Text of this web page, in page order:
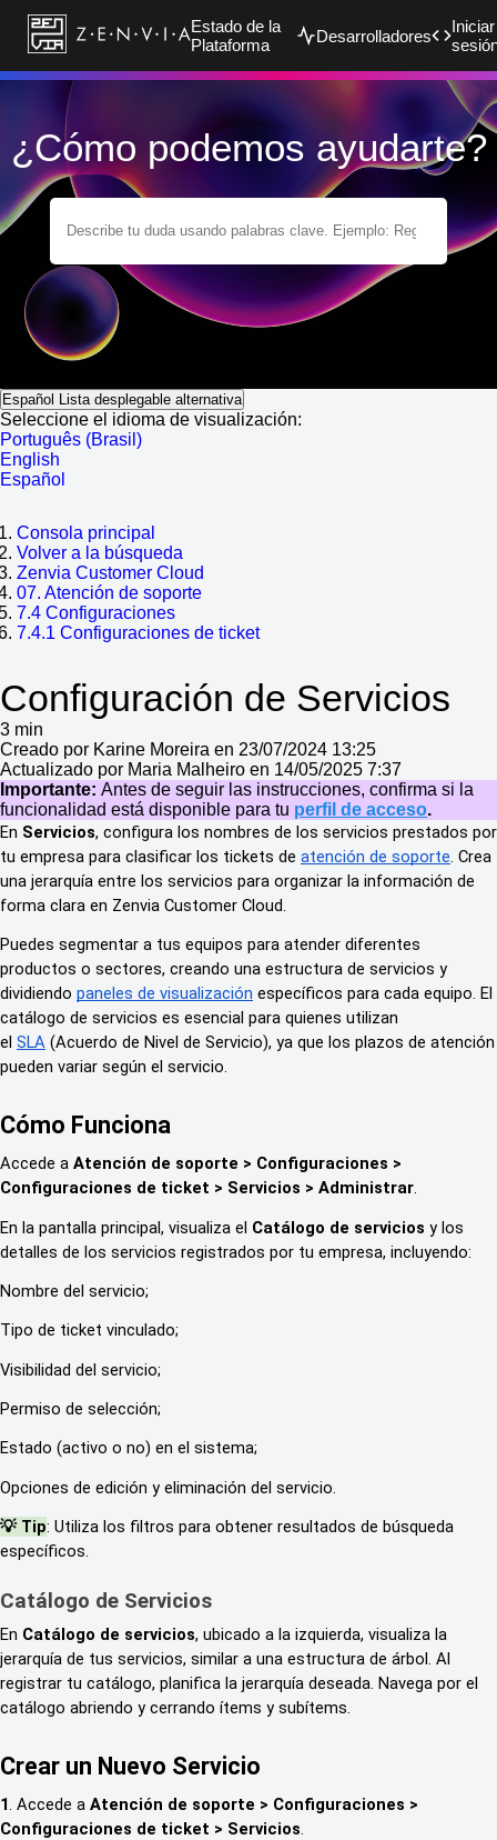
Estado de la
Plataforma
Desarrolladores
Iniciar
¿Cómo podemos ayudarte?
Español Lista desplegable alternativa
Seleccione el idioma de visualización:
Português (Brasil)
English
Español
Consola principal
Volver a la búsqueda
Zenvia Customer Cloud
07. Atención de soporte
7.4 Configuraciones
7.4.1 Configuraciones de ticket
Configuración de Servicios
3 min
Creado por Karine Moreira en 23/07/2024 13:25
Actualizado por Maria Malheiro en 14/05/2025 7:37
Importante: Antes de seguir las instrucciones, confirma si la
funcionalidad está disponible para tu perfil de acceso.
En Servicios, configura los nombres de los servicios prestados por
tu empresa para clasificar los tickets de atención de soporte. Crea
una jerarquía entre los servicios para organizar la información de
forma clara en Zenvia Customer Cloud.
Puedes segmentar a tus equipos para atender diferentes
productos o sectores, creando una estructura de servicios y
dividiendo paneles de visualización específicos para cada equipo. El
catálogo de servicios es esencial para quienes utilizan
el SLA (Acuerdo de Nivel de Servicio), ya que los plazos de atención
pueden variar según el servicio.
Cómo Funciona
Accede a Atención de soporte > Configuraciones >
Configuraciones de ticket > Servicios > Administrar.
En la pantalla principal, visualiza el Catálogo de servicios y los
detalles de los servicios registrados por tu empresa, incluyendo:
Nombre del servicio;
Tipo de ticket vinculado;
Visibilidad del servicio;
Permiso de selección;
Estado (activo o no) en el sistema;
Opciones de edición y eliminación del servicio.
💡 Tip: Utiliza los filtros para obtener resultados de búsqueda
específicos.
Catálogo de Servicios
En Catálogo de servicios, ubicado a la izquierda, visualiza la
jerarquía de tus servicios, similar a una estructura de árbol. Al
registrar tu catálogo, planifica la jerarquía deseada. Navega por el
catálogo abriendo y cerrando ítems y subítems.
Crear un Nuevo Servicio
1. Accede a Atención de soporte > Configuraciones >
Configuraciones de ticket > Servicios.